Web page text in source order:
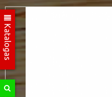
Katalogas